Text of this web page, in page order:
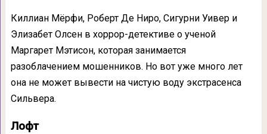
Киллиан Мёрфи, Роберт Де Ниро, Сигурни Уивер и
Элизабет Олсен в хоррор-детективе о ученой
Маргарет Мэтисон, которая занимается
разоблачением мошенников. Но вот уже много лет
она не может вывести на чистую воду экстрасенса
Сильвера.
Лофт